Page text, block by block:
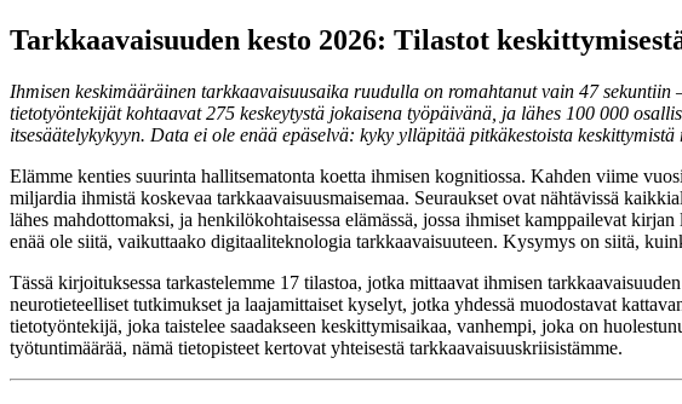
Tarkkaavaisuuden kesto 2026: Tilastot
Ihmisen keskimääräinen tarkkaavaisuusaika ruudulla on romahtanut vain 47
tietotyöntekijät kohtaavat 275 keskeytystä jokaisena työpäivänä, ja lähes 100 000
itsesäätelykykyyn. Data ei ole enää epäselvä: kyky ylläpitää pitkäkestoista
Elämme kenties suurinta hallitsematonta koetta ihmisen kognitiossa. Kahden viime
miljardia ihmistä koskevaa tarkkaavaisuusmaisemaa. Seuraukset ovat nähtävissä
lähes mahdottomaksi, ja henkilökohtaisessa elämässä, jossa ihmiset kamppailevat
enää ole siitä, vaikuttaako digitaaliteknologia tarkkaavaisuuteen. Kysymys on siitä,
Tässä kirjoituksessa tarkastelemme 17 tilastoa, jotka mittaavat ihmisen
neurotieteelliset tutkimukset ja laajamittaiset kyselyt, jotka yhdessä muodostavat
tietotyöntekijä, joka taistelee saadakseen keskittymisaikaa, vanhempi, joka on
työtuntimäärää, nämä tietopisteet kertovat yhteisestä tarkkaavaisuuskriisistämme.